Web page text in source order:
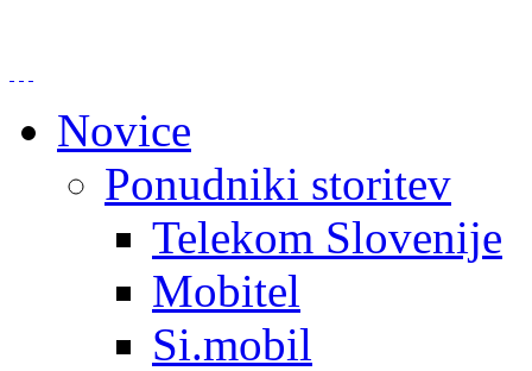
Novice
Ponudniki storitev
Telekom Slovenije
Mobitel
Si.mobil